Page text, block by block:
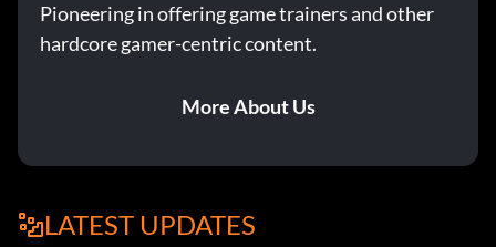
Pioneering in offering game trainers and other
hardcore gamer-centric content.
More About Us
LATEST UPDATES